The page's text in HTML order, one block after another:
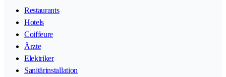
Restaurants
Hotels
Coiffeure
Ärzte
Elektriker
Sanitärinstallation